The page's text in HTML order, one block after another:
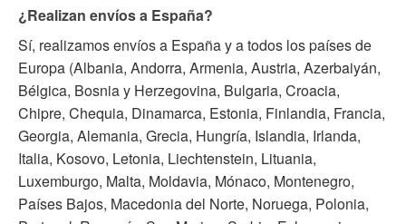
¿Realizan envíos a España?
Sí, realizamos envíos a España y a todos los países de
Europa (Albania, Andorra, Armenia, Austria, Azerbaiyán,
Bélgica, Bosnia y Herzegovina, Bulgaria, Croacia,
Chipre, Chequia, Dinamarca, Estonia, Finlandia, Francia,
Georgia, Alemania, Grecia, Hungría, Islandia, Irlanda,
Italia, Kosovo, Letonia, Liechtenstein, Lituania,
Luxemburgo, Malta, Moldavia, Mónaco, Montenegro,
Países Bajos, Macedonia del Norte, Noruega, Polonia,